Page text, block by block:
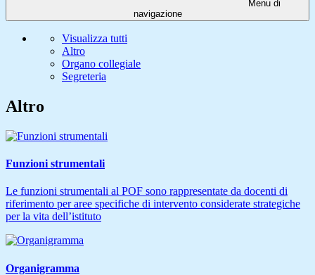
Menu di
navigazione
Visualizza tutti
Altro
Organo collegiale
Segreteria
Altro
Funzioni strumentali
Le funzioni strumentali al POF sono rappresentate da docenti di
riferimento per aree specifiche di intervento considerate strategiche
per la vita dell’istituto
Organigramma